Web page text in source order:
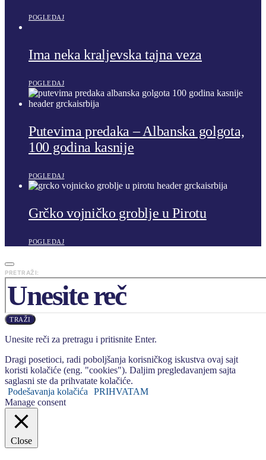
POGLEDAJ
Ima neka kraljevska tajna veza
POGLEDAJ
Putevima predaka – Albanska golgota,
100 godina kasnije
POGLEDAJ
Grčko vojničko groblje u Pirotu
POGLEDAJ
PRETRAŽI:
TRAŽI
Unesite reči za pretragu i pritisnite Enter.
Dragi posetioci, radi poboljšanja korisničkog iskustva ovaj sajt
koristi kolačiće (eng. "cookies"). Daljim pregledavanjem sajta
saglasni ste da prihvatate kolačiće.
Podešavanja kolačića
PRIHVATAM
Manage consent
Close